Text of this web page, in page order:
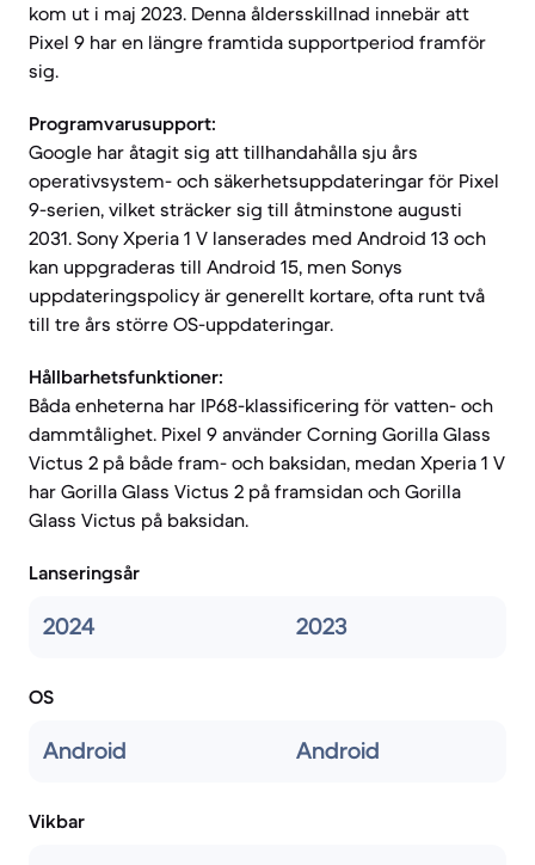
kom ut i maj 2023. Denna åldersskillnad innebär att
Pixel 9 har en längre framtida supportperiod framför
sig.
Programvarusupport:
Google har åtagit sig att tillhandahålla sju års
operativsystem- och säkerhetsuppdateringar för Pixel
9-serien, vilket sträcker sig till åtminstone augusti
2031. Sony Xperia 1 V lanserades med Android 13 och
kan uppgraderas till Android 15, men Sonys
uppdateringspolicy är generellt kortare, ofta runt två
till tre års större OS-uppdateringar.
Hållbarhetsfunktioner:
Båda enheterna har IP68-klassificering för vatten- och
dammtålighet. Pixel 9 använder Corning Gorilla Glass
Victus 2 på både fram- och baksidan, medan Xperia 1 V
har Gorilla Glass Victus 2 på framsidan och Gorilla
Glass Victus på baksidan.
Lanseringsår
2024 2023
OS
Android Android
Vikbar